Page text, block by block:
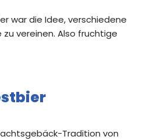
war die Idee, verschiedene
zu vereinen. Also fruchtige
Tradition von